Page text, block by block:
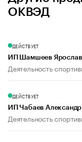
ОКВЭД
ДЕЙСТВУЕТ
ИП Шамшеев Ярослав
Деятельность
ДЕЙСТВУЕТ
ИП Чабаев
Деятельность